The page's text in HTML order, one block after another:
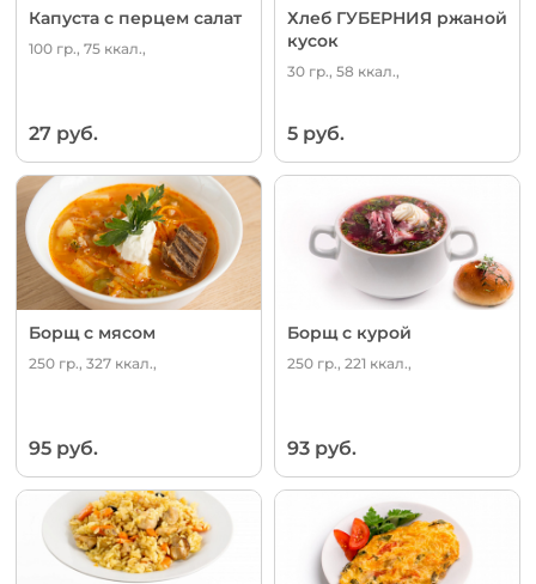
Капуста с перцем салат
100 гр., 75 ккал.,
27 руб.
Хлеб ГУБЕРНИЯ ржаной
кусок
30 гр., 58 ккал.,
5 руб.
Борщ с мясом
250 гр., 327 ккал.,
95 руб.
Борщ с курой
250 гр., 221 ккал.,
93 руб.